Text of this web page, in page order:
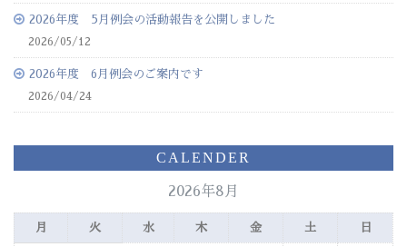
2026年度 5月例会の活動報告を公開しました
2026/05/12
2026年度 6月例会のご案内です
2026/04/24
CALENDER
2026年8月
月 火 水 木 金 土 日